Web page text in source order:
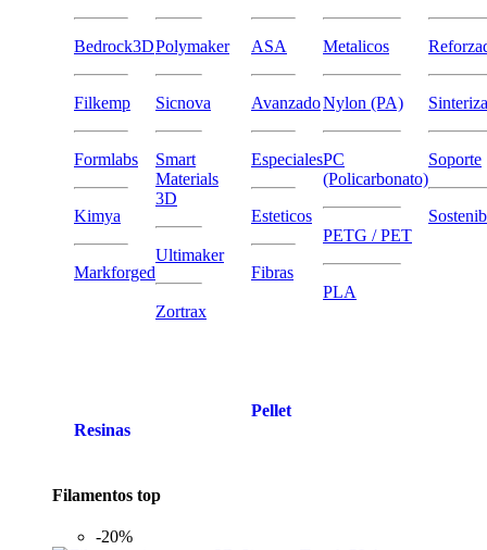
Bedrock3D
Filkemp
Formlabs
Kimya
Markforged
Polymaker
Sicnova
Smart
Materials
3D
Ultimaker
Zortrax
Resinas
ASA
Avanzado
Especiales
Esteticos
Fibras
Metalicos
Nylon (PA)
PC
(Policarbonato)
PETG / PET
PLA
Soporte
Pellet
Filamentos top
-20%